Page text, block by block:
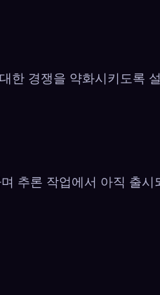
한 경쟁을 약화시키도록
추론 작업에서 아직 출시